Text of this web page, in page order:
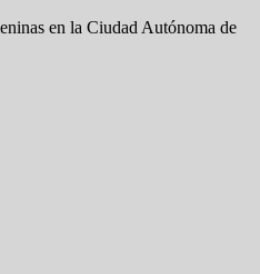
en la Ciudad Autónoma de